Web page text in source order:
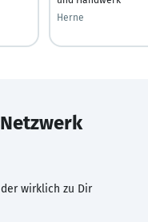
Herne
wirklich zu Dir